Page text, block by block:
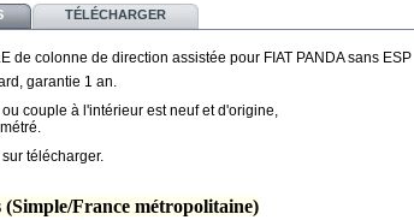
TÉLÉCHARGER
de colonne de direction assistée pour FIAT PANDA sans ESP
garantie 1 an.
couple à l'intérieur est neuf et d'origine,
télécharger.
(Simple/France métropolitaine)